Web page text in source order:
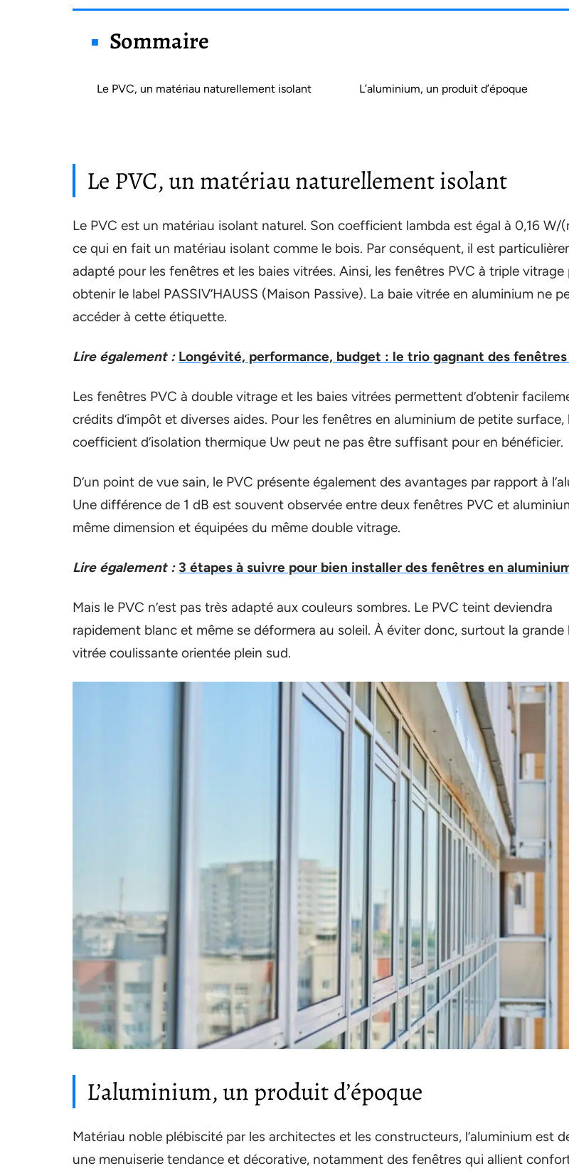
Sommaire
Le PVC, un matériau naturellement isolant L’aluminium, un produit d’époque
Le PVC, un matériau naturellement isolant
Le PVC est un matériau isolant naturel. Son coefficient lambda est égal à 0,16 W/
ce qui en fait un matériau isolant comme le bois. Par conséquent, il est
adapté pour les fenêtres et les baies vitrées. Ainsi, les fenêtres PVC à triple
obtenir le label PASSIV’HAUSS (Maison Passive). La baie vitrée en aluminium ne
accéder à cette étiquette.
Lire également : Longévité, performance, budget : le trio gagnant des fenêtres
Les fenêtres PVC à double vitrage et les baies vitrées permettent d’obtenir
crédits d’impôt et diverses aides. Pour les fenêtres en aluminium de petite surface,
coefficient d’isolation thermique Uw peut ne pas être suffisant pour en bénéficier.
D’un point de vue sain, le PVC présente également des avantages par rapport à
Une différence de 1 dB est souvent observée entre deux fenêtres PVC et
même dimension et équipées du même double vitrage.
Lire également : 3 étapes à suivre pour bien installer des fenêtres en
Mais le PVC n’est pas très adapté aux couleurs sombres. Le PVC teint deviendra
rapidement blanc et même se déformera au soleil. À éviter donc, surtout la grande
vitrée coulissante orientée plein sud.
L’aluminium, un produit d’époque
Matériau noble plébiscité par les architectes et les constructeurs, l’aluminium est
une menuiserie tendance et décorative, notamment des fenêtres qui allient